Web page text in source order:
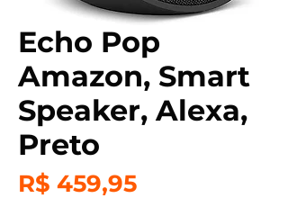
Echo Pop
Amazon, Smart
Speaker, Alexa,
Preto
R$ 459,95Preço